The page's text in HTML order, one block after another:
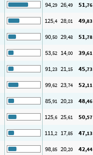
94,29 26,49 51,76
125,4 28,01 49,83
90,50 29,48 51,78
53,52 14,00 39,61
91,23 21,15 45,73
99,62 23,74 52,11
85,91 20,23 48,46
125,6 25,61 50,57
111,2 17,85 47,13
98,85 20,20 42,44